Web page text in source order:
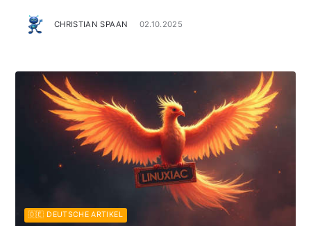
CHRISTIAN SPAAN 02.10.2025
🇩🇪 DEUTSCHE ARTIKEL